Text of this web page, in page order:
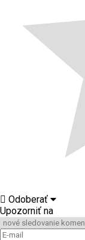
Odoberať
Upozorniť na